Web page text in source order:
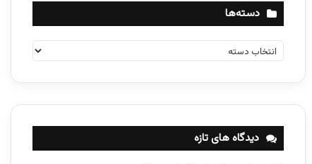
دسته‌ها
س
ه
دیدگاه های تازه